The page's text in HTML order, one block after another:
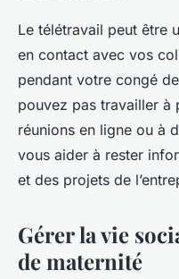
Le télétravail peut être
en contact avec vos
pendant votre congé
pouvez pas travailler à
réunions en ligne ou à
vous aider à rester
et des projets de
Gérer la vie
de maternité